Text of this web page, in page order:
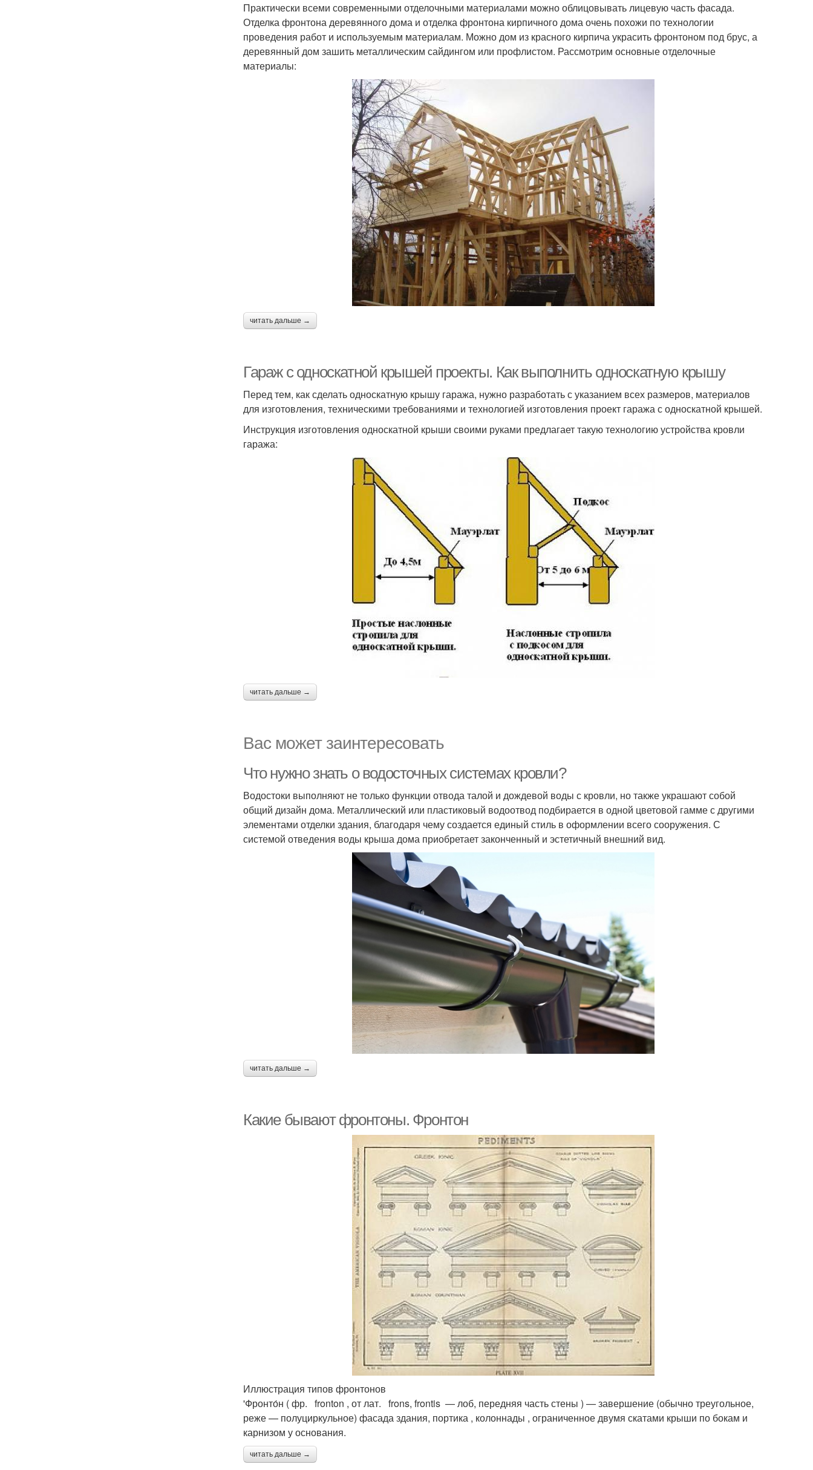
Практически всеми современными отделочными материалами можно облицовывать лицевую часть фасада.
Отделка фронтона деревянного дома и отделка фронтона кирпичного дома очень похожи по технологии
проведения работ и используемым материалам. Можно дом из красного кирпича украсить фронтоном под брус, а
деревянный дом зашить металлическим сайдингом или профлистом. Рассмотрим основные отделочные
материалы:
читать дальше →
Гараж с односкатной крышей проекты. Как выполнить односкатную крышу
Перед тем, как сделать односкатную крышу гаража, нужно разработать с указанием всех размеров, материалов
для изготовления, техническими требованиями и технологией изготовления проект гаража с односкатной крышей.
Инструкция изготовления односкатной крыши своими руками предлагает такую технологию устройства кровли
гаража:
читать дальше →
Вас может заинтересовать
Что нужно знать о водосточных системах кровли?
Водостоки выполняют не только функции отвода талой и дождевой воды с кровли, но также украшают собой
общий дизайн дома. Металлический или пластиковый водоотвод подбирается в одной цветовой гамме с другими
элементами отделки здания, благодаря чему создается единый стиль в оформлении всего сооружения. С
системой отведения воды крыша дома приобретает законченный и эстетичный внешний вид.
читать дальше →
Какие бывают фронтоны. Фронтон
Иллюстрация типов фронтонов
'Фронто́н ( фр. fronton , от лат. frons, frontis — лоб, передняя часть стены ) — завершение (обычно треугольное,
реже — полуциркульное) фасада здания, портика , колоннады , ограниченное двумя скатами крыши по бокам и
карнизом у основания.
читать дальше →